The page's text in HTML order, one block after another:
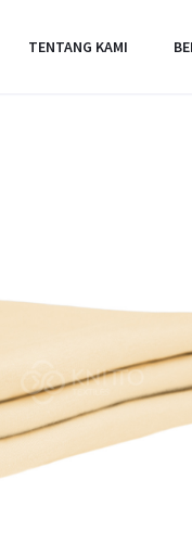
TENTANG KAMI